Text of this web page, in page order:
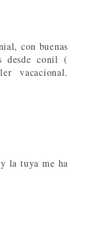
con buenas
desde conil (
vacacional.
la tuya me ha